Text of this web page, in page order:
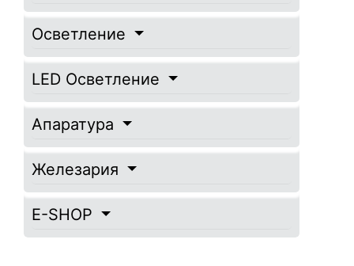
Осветление
LED Осветление
Апаратура
Железария
E-SHOP